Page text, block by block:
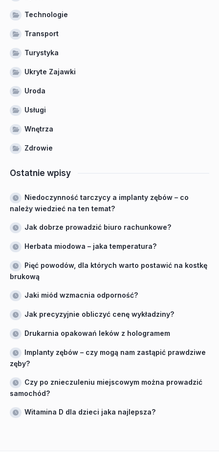
Technologie
Transport
Turystyka
Ukryte Zajawki
Uroda
Usługi
Wnętrza
Zdrowie
Ostatnie wpisy
Niedoczynność tarczycy a implanty zębów – co
należy wiedzieć na ten temat?
Jak dobrze prowadzić biuro rachunkowe?
Herbata miodowa – jaka temperatura?
Pięć powodów, dla których warto postawić na kostkę
brukową
Jaki miód wzmacnia odporność?
Jak precyzyjnie obliczyć cenę wykładziny?
Drukarnia opakowań leków z hologramem
Implanty zębów – czy mogą nam zastąpić prawdziwe
zęby?
Czy po znieczuleniu miejscowym można prowadzić
samochód?
Witamina D dla dzieci jaka najlepsza?